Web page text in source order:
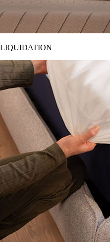
LIQUIDATION